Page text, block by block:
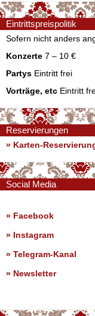
Eintrittspreispolitik
Sofern nicht anders
Konzerte 7 – 10 €
Partys Eintritt frei
Vorträge, etc Eintritt
Reservierungen
» Karten-
Social Media
» Facebook
» Instagram
» Telegram-Kanal
» Newsletter